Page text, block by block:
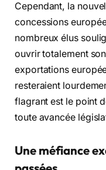
Cependant, la
concessions
nombreux élus
ouvrir totalement
exportations
resteraient
flagrant est le point
toute avancée
Une méfiance